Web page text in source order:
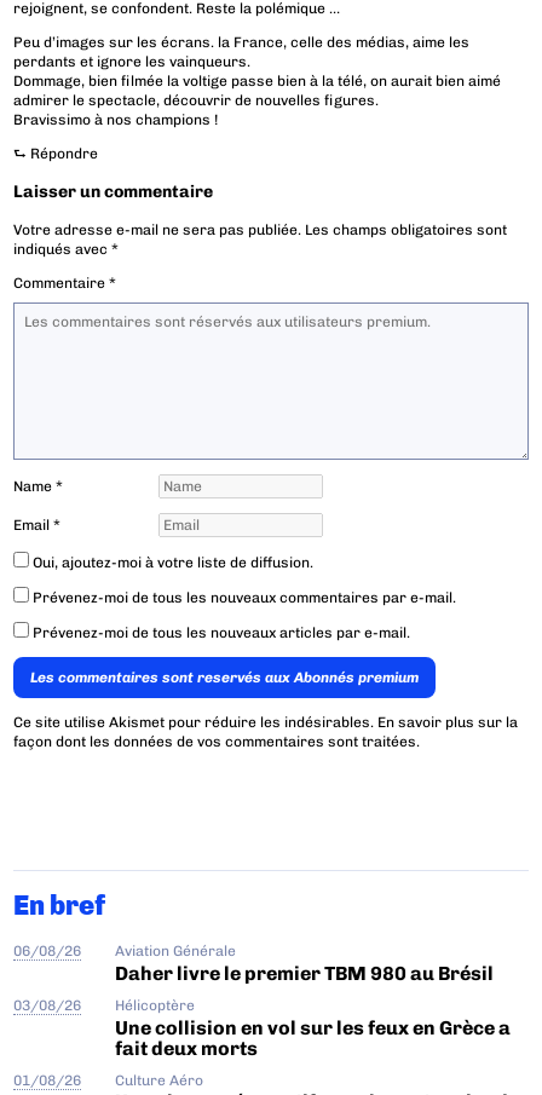
rejoignent, se confondent. Reste la polémique …
Peu d’images sur les écrans. la France, celle des médias, aime les
perdants et ignore les vainqueurs.
Dommage, bien filmée la voltige passe bien à la télé, on aurait bien aimé
admirer le spectacle, découvrir de nouvelles figures.
Bravissimo à nos champions !
⮑ Répondre
Laisser un commentaire
Votre adresse e-mail ne sera pas publiée. Les champs obligatoires sont
indiqués avec*
Commentaire*
Name*
Email*
Oui, ajoutez-moi à votre liste de diffusion.
Prévenez-moi de tous les nouveaux commentaires par e-mail.
Prévenez-moi de tous les nouveaux articles par e-mail.
Les commentaires sont reservés aux Abonnés premium
Ce site utilise Akismet pour réduire les indésirables. En savoir plus sur la
façon dont les données de vos commentaires sont traitées.
En bref
06/08/26 Aviation Générale
Daher livre le premier TBM 980 au Brésil
03/08/26 Hélicoptère
Une collision en vol sur les feux en Grèce a
fait deux morts
01/08/26 Culture Aéro